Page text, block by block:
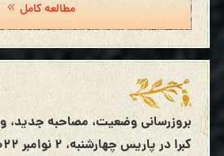
مطالعه کامل
بروزرسانی وضعیت، مصاحبه جدید،
کبرا در پاریس چهارشنبه، ۲ نوامبر ۲۰۲۲